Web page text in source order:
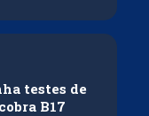
testes de
B17